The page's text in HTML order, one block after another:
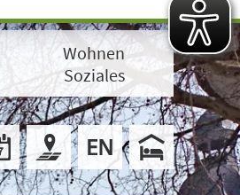
Wohnen
Soziales